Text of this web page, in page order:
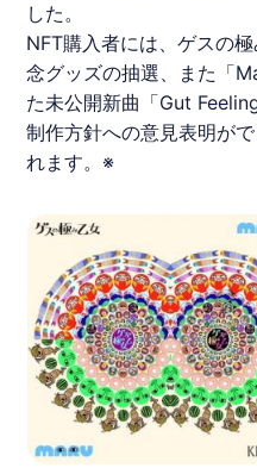
した。
NFT購入者には、ゲスの
念グッズの抽選、また「
た未公開新曲「Gut
制作方針への意見表明が
れます。※